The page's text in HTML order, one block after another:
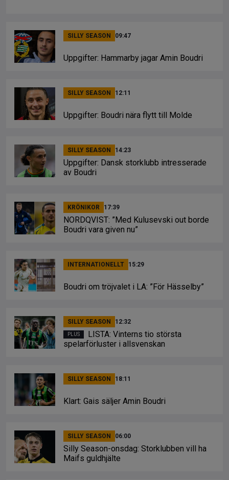
SILLY SEASON 09:47
Uppgifter: Hammarby jagar Amin Boudri
SILLY SEASON 12:11
Uppgifter: Boudri nära flytt till Molde
SILLY SEASON 14:23
Uppgifter: Dansk storklubb intresserade
av Boudri
KRÖNIKOR 17:39
NORDQVIST: ”Med Kulusevski out borde
Boudri vara given nu”
INTERNATIONELLT 15:29
Boudri om tröjvalet i LA: ”För Hässelby”
SILLY SEASON 12:32
LISTA: Vinterns tio största
spelarförluster i allsvenskan
SILLY SEASON 18:11
Klart: Gais säljer Amin Boudri
SILLY SEASON 06:00
Silly Season-onsdag: Storklubben vill ha
Maifs guldhjälte